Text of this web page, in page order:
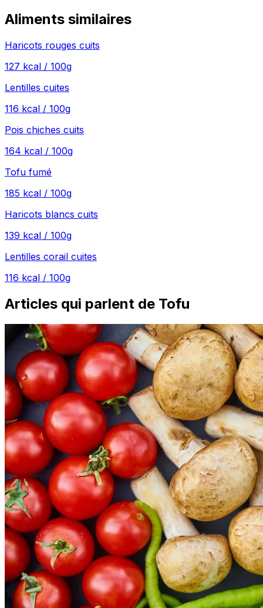
Aliments similaires
Haricots rouges cuits
127 kcal / 100g
Lentilles cuites
116 kcal / 100g
Pois chiches cuits
164 kcal / 100g
Tofu fumé
185 kcal / 100g
Haricots blancs cuits
139 kcal / 100g
Lentilles corail cuites
116 kcal / 100g
Articles qui parlent de Tofu